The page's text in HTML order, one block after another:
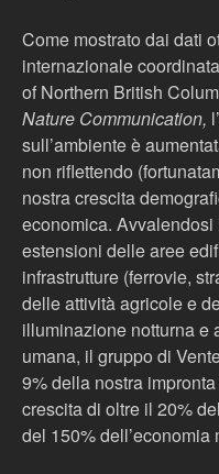
Come mostrato dai dati
internazionale
of Northern British
Nature Communication,
sull’ambiente è
non riflettendo
nostra crescita
economica.
estensioni delle aree
infrastrutture (ferrovie,
delle attività agricole e
illuminazione notturna e
umana, il gruppo di
9% della nostra
crescita di oltre il 20%
del 150%